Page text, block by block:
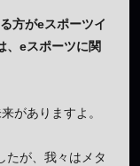
方がeスポーツイ
、eスポーツに関
がありますよ。
たが、我々はメタ